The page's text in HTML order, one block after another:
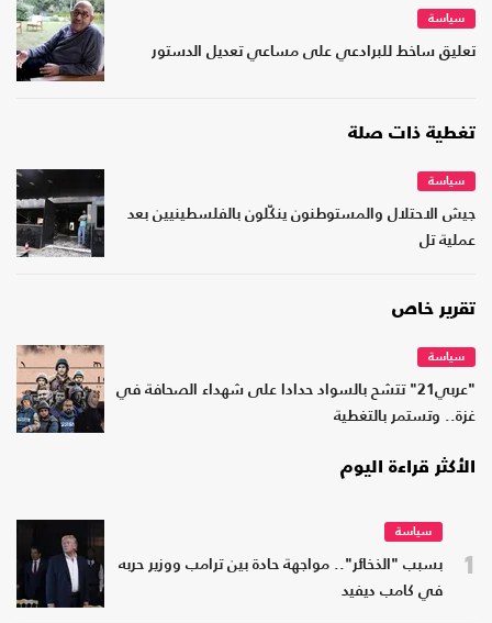
سياسة
تعليق ساخط للبرادعي على مساعي تعديل الدستور
تغطية ذات صلة
سياسة
جيش الاحتلال والمستوطنون ينكّلون بالفلسطينيين بعد
عملية تل
تقرير خاص
سياسة
"عربي21" تتشح بالسواد حدادا على شهداء الصحافة في
غزة.. وتستمر بالتغطية
الأكثر قراءة اليوم
1
سياسة
بسبب "الذخائر".. مواجهة حادة بين ترامب ووزير حربه
في كامب ديفيد